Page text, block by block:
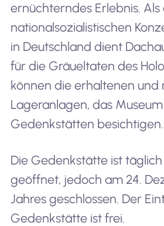
ernüchterndes Erlebnis.
nationalsozialistischen
in Deutschland dient
für die Gräueltaten des
können die erhaltenen und
Lageranlagen, das
Gedenkstätten besichtigen.
Die Gedenkstätte ist täglich
geöffnet, jedoch am 24.
Jahres geschlossen. Der
Gedenkstätte ist frei.